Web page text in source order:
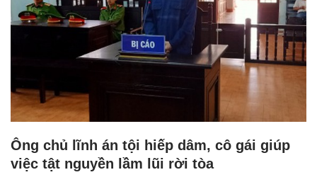
Ông chủ lĩnh án tội hiếp dâm, cô gái giúp
việc tật nguyền lầm lũi rời tòa